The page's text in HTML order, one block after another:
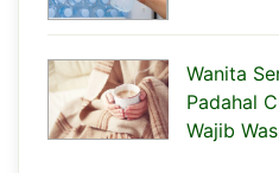
Wanita
Padahal
Wajib